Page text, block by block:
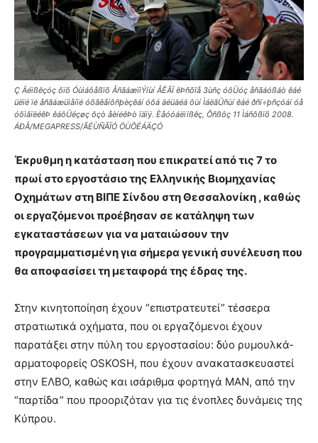
Ç Äéïßêçóç ôïõ Óùìáôåßïõ ÅñãáæïìÝíùí ÅËÂÏ êÞñõîå 3ùñç óôÜóç åñãáóßáò êáé
üëïé ïé åñãáæüìåíïé óõãêåíôñþèçêáí óôá äéüäéá ôùí ÌáëãÜñùí êáé ðñï÷þñçóáí óå
óõìâïëéêÞ êáôÜëçøç ôçò åèíéêÞò ïäïý. Èåóóáëïíßêç, Ôñßôç 11 Ìáñôßïõ 2008.
ÁÐÅ/MEGAPRESS/ÃÉÙÑÃÏÓ ÖÙÔÉÁÄÇÓ
Έκρυθμη η κατάσταση που επικρατεί από τις 7 το
πρωί στο εργοστάσιο της Ελληνικής Βιομηχανίας
Οχημάτων στη ΒΙΠΕ Σίνδου στη Θεσσαλονίκη , καθώς
οι εργαζόμενοι προέβησαν σε κατάληψη των
εγκαταστάσεων για να ματαιώσουν την
προγραμματισμένη για σήμερα γενική συνέλευση που
θα αποφασίσει τη μεταφορά της έδρας της.
Στην κινητοποίηση έχουν “επιστρατευτεί” τέσσερα
στρατιωτικά οχήματα, που οι εργαζόμενοι έχουν
παρατάξει στην πύλη του εργοστασίου: δύο ρυμουλκά-
αρματοφορείς ΟSKOSH, που έχουν ανακατασκευαστεί
στην ΕΛΒΟ, καθώς και ισάριθμα φορτηγά MAN, από την
“παρτίδα” που προοριζόταν για τις ένοπλες δυνάμεις της
Κύπρου.